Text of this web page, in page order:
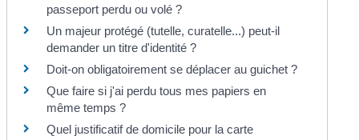
passeport perdu ou volé ?
Un majeur protégé (tutelle, curatelle...) peut-il
demander un titre d'identité ?
Doit-on obligatoirement se déplacer au guichet ?
Que faire si j'ai perdu tous mes papiers en
même temps ?
Quel justificatif de domicile pour la carte